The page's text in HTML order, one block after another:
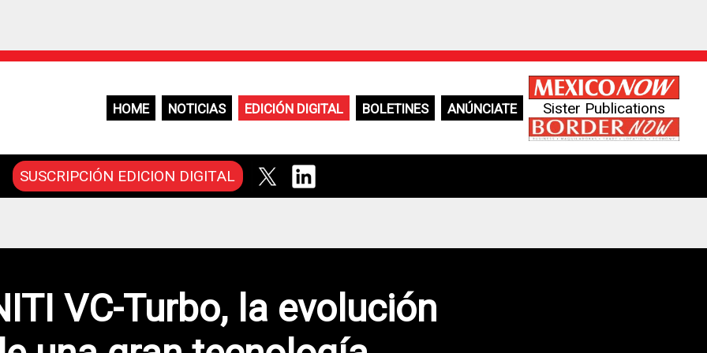
HOME NOTICIAS EDICIÓN DIGITAL BOLETINES ANÚNCIATE Sister Publications
SUSCRIPCIÓN EDICION DIGITAL
VC-Turbo, la evolución